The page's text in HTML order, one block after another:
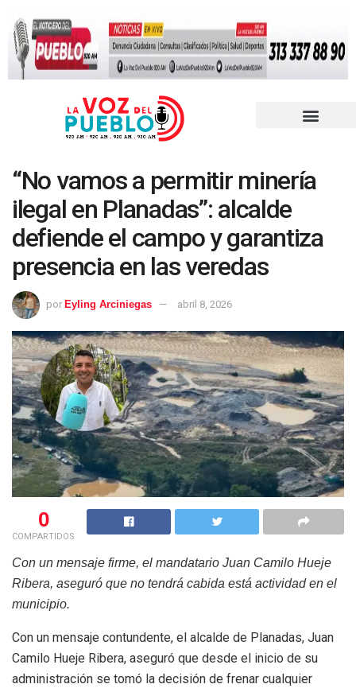
“No vamos a permitir minería
ilegal en Planadas”: alcalde
defiende el campo y garantiza
presencia en las veredas
por Eyling Arciniegas abril 8, 2026
0
COMPARTIDOS
Con un mensaje firme, el mandatario Juan Camilo Hueje
Ribera, aseguró que no tendrá cabida está actividad en el
municipio.
Con un mensaje contundente, el alcalde de Planadas, Juan
Camilo Hueje Ribera, aseguró que desde el inicio de su
administración se tomó la decisión de frenar cualquier